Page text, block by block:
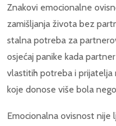
Znakovi emocionalne
zamišljanja života bez
stalna potreba za
osjećaj panike kada
vlastitih potreba i prijatelja
koje donose više bola
Emocionalna ovisnost nije